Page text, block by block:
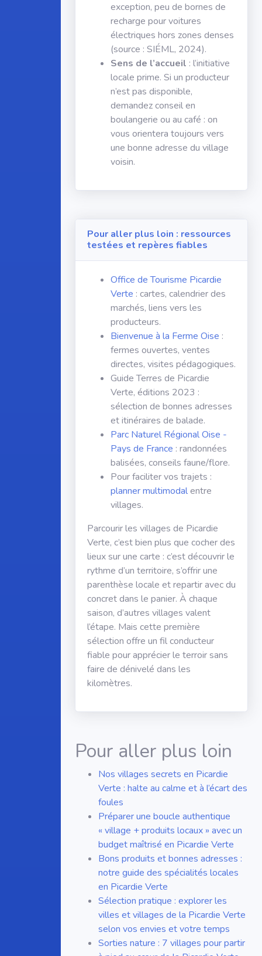
exception, peu de bornes de
recharge pour voitures
électriques hors zones denses
(source : SIÉML, 2024).
Sens de l’accueil : l’initiative
locale prime. Si un producteur
n’est pas disponible,
demandez conseil en
boulangerie ou au café : on
vous orientera toujours vers
une bonne adresse du village
voisin.
Pour aller plus loin : ressources
testées et repères fiables
Office de Tourisme Picardie
Verte : cartes, calendrier des
marchés, liens vers les
producteurs.
Bienvenue à la Ferme Oise :
fermes ouvertes, ventes
directes, visites pédagogiques.
Guide Terres de Picardie
Verte, éditions 2023 :
sélection de bonnes adresses
et itinéraires de balade.
Parc Naturel Régional Oise -
Pays de France : randonnées
balisées, conseils faune/flore.
Pour faciliter vos trajets :
planner multimodalentre
villages.
Parcourir les villages de Picardie
Verte, c’est bien plus que cocher des
lieux sur une carte : c’est découvrir le
rythme d’un territoire, s’offrir une
parenthèse locale et repartir avec du
concret dans le panier. À chaque
saison, d’autres villages valent
l’étape. Mais cette première
sélection offre un fil conducteur
fiable pour apprécier le terroir sans
faire de dénivelé dans les
kilomètres.
Pour aller plus loin
Nos villages secrets en Picardie
Verte : halte au calme et à l’écart des
foules
Préparer une boucle authentique
« village + produits locaux » avec un
budget maîtrisé en Picardie Verte
Bons produits et bonnes adresses :
notre guide des spécialités locales
en Picardie Verte
Sélection pratique : explorer les
villes et villages de la Picardie Verte
selon vos envies et votre temps
Sorties nature : 7 villages pour partir